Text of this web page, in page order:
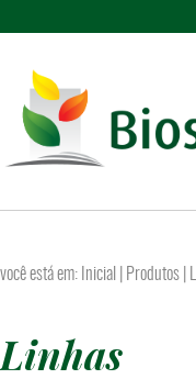
você está em: Inicial | Produtos |
Linhas